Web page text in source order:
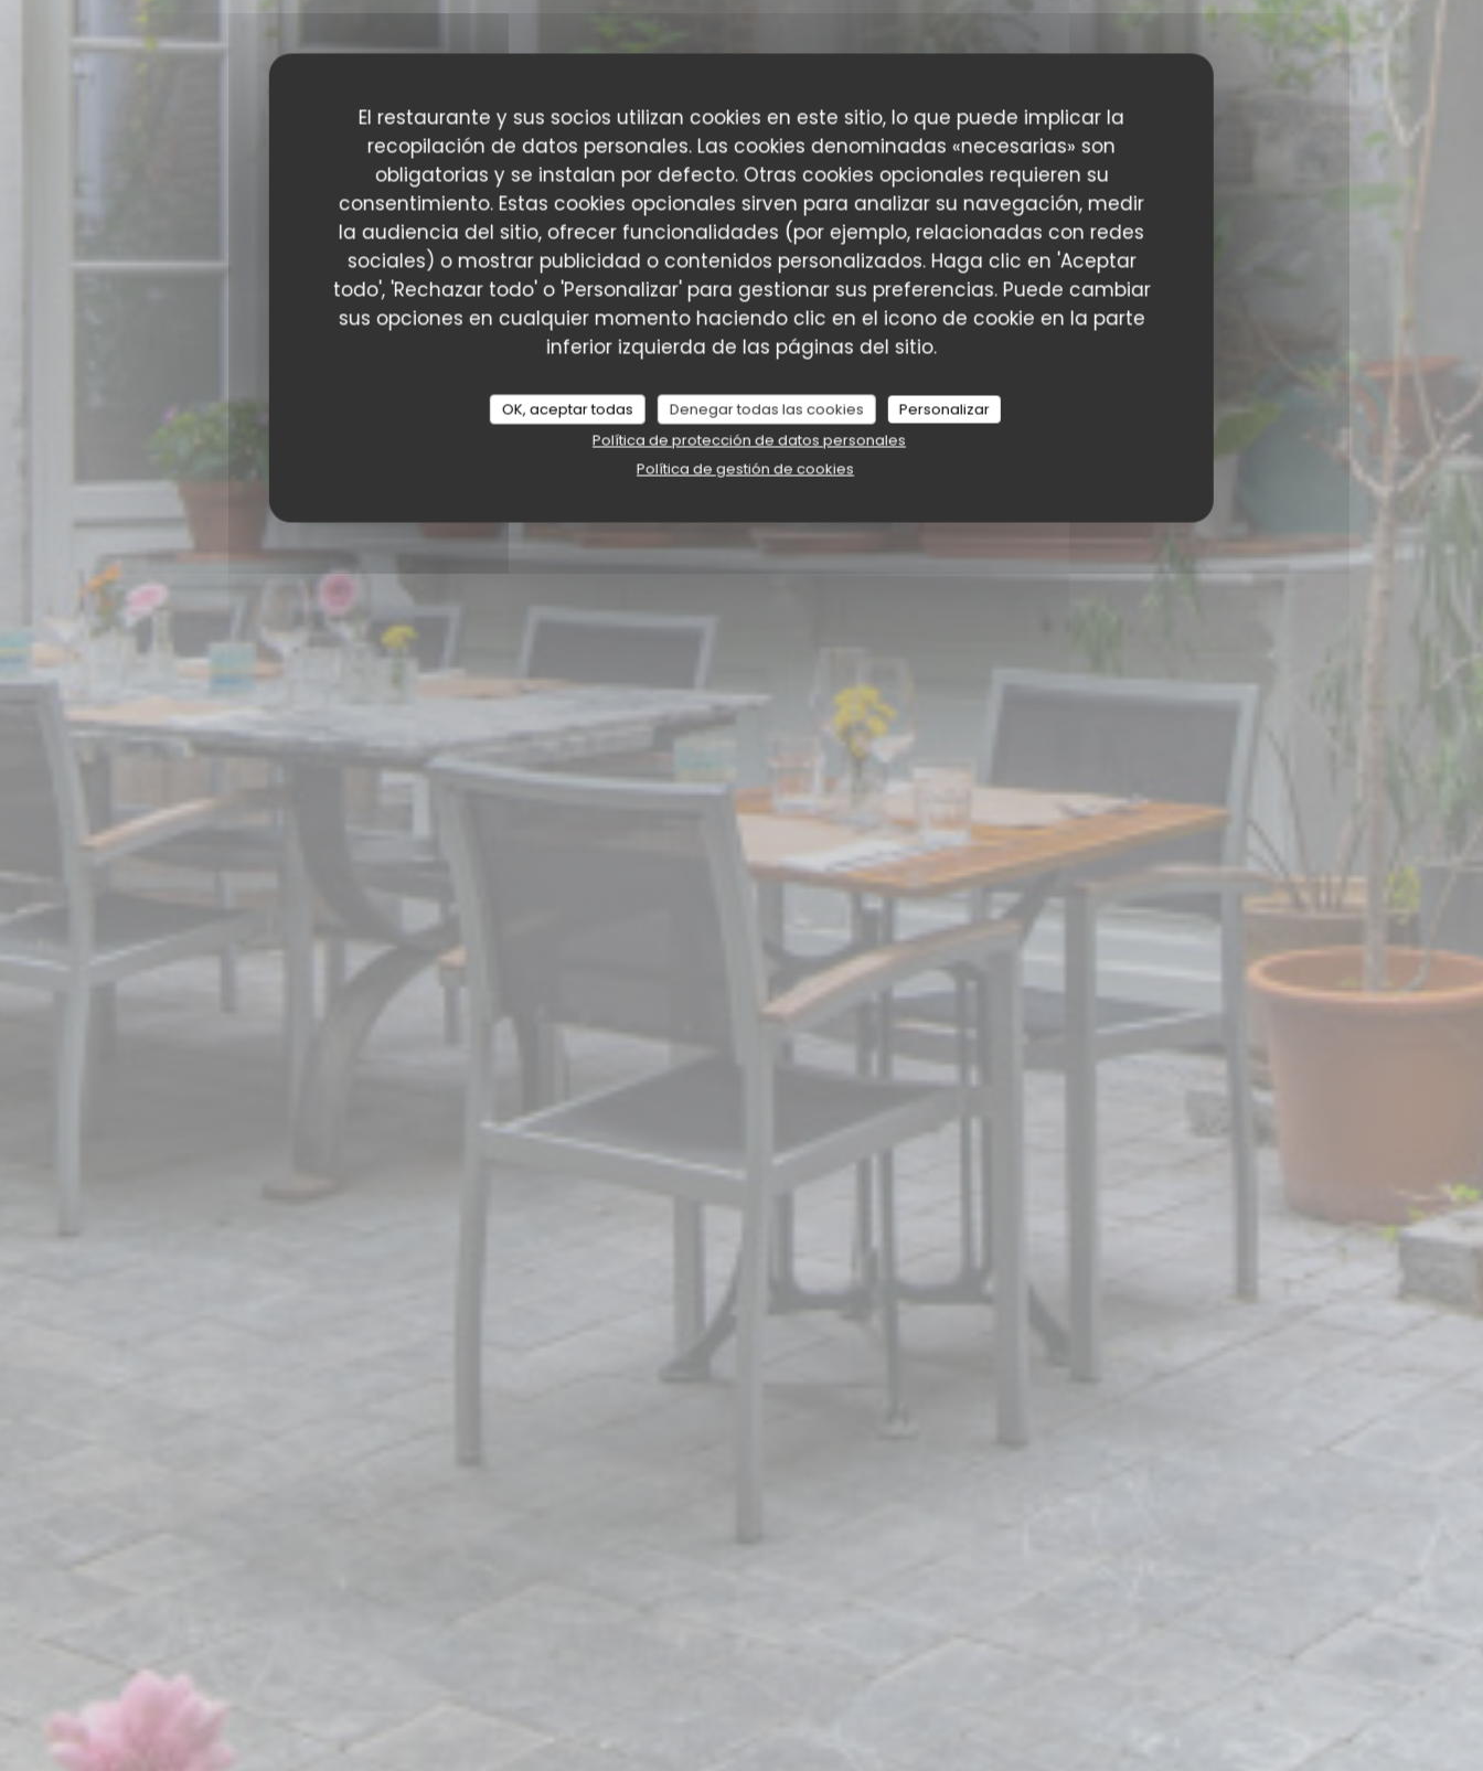
El restaurante y sus socios utilizan cookies en este sitio, lo que puede implicar la
recopilación de datos personales. Las cookies denominadas «necesarias» son
obligatorias y se instalan por defecto. Otras cookies opcionales requieren su
consentimiento. Estas cookies opcionales sirven para analizar su navegación, medir
la audiencia del sitio, ofrecer funcionalidades (por ejemplo, relacionadas con redes
sociales) o mostrar publicidad o contenidos personalizados. Haga clic en 'Aceptar
todo', 'Rechazar todo' o 'Personalizar' para gestionar sus preferencias. Puede cambiar
sus opciones en cualquier momento haciendo clic en el icono de cookie en la parte
inferior izquierda de las páginas del sitio.
OK, aceptar todas Denegar todas las cookies
Personalizar
Política de protección de datos personales
Política de gestión de cookies
RESTAURANTE ITALIANO• LIÈGE
La Cantina Liège